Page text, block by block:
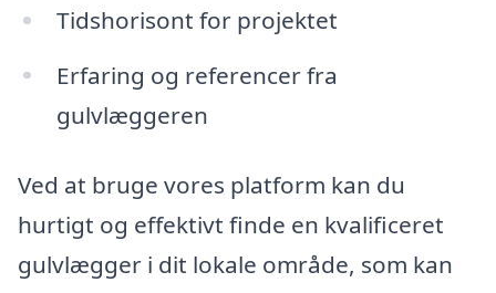
Tidshorisont for projektet
Erfaring og referencer fra
gulvlæggeren
Ved at bruge vores platform kan du
hurtigt og effektivt finde en kvalificeret
gulvlægger i dit lokale område, som kan